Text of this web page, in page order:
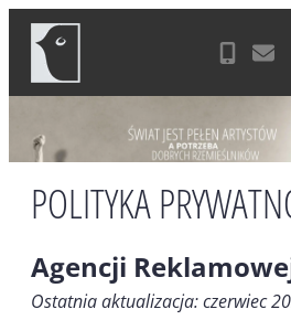
Skip
content
Agencja Reklamowa Zielona Góra
POLITYKA
Agencji
Ostatnia aktualizacja: czerwiec